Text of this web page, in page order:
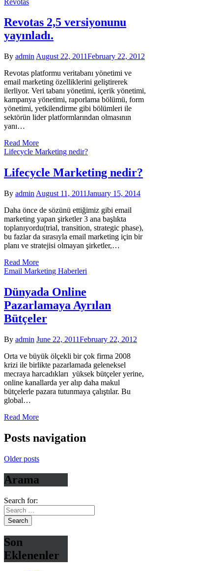
Revotas 2,5 versiyonunu
yayınladı.
By admin August 22, 2011February 22, 2012
Revotas platformu veritabanı yönetimi ve
email marketing özelliklerini geliştirerek
ilerliyor. Veri tabanı yönetimi, içerik yönetimi,
kampanya yönetimi, raporlama bölümü, form
yönetimi, yetkilendirme gibi bölümleri ile
sektörün lider platformlarından olmasının
yanı…
Read More
Lifecycle Marketing nedir?
Lifecycle Marketing nedir?
By admin August 11, 2011January 15, 2014
Daha önce de sözünü ettiğimiz gibi email
marketing yapan şirketler 3 ana başlıkta
toplanıyordu(trial, transition, strategic phase),
bu fazlar da sırasıyla email marketing için bir
planı ve stratejisi olmayan şirketler,…
Read More
Email Marketing Haberleri
Dünyada Online
Pazarlamaya Ayrılan
Bütçeler
By admin June 22, 2011February 22, 2012
Orta ve büyük ölçekli bir çok firma 2008
krizi ile birlikte pazarlamada geleneksel
mecraya harcadıkları yüksek bütçeler yerine,
online kanallarda yer alıp daha makul
bütçelerle pazara tutunmaya çalıştılar. Bu
global…
Read More
Posts navigation
Older posts
Arama
Search for:
Son
Eklenenler